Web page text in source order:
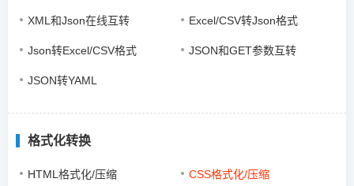
XML和Json在线互转 Excel/CSV转Json格式
Json转Excel/CSV格式 JSON和GET参数互转
JSON转YAML
格式化转换
HTML格式化/压缩 CSS格式化/压缩